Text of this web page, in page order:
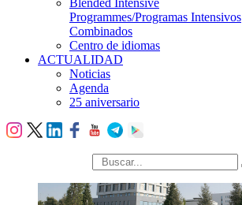
Programmes/Programas Intensivos
Combinados
Centro de idiomas
ACTUALIDAD
Noticias
Agenda
25 aniversario
búsqueda